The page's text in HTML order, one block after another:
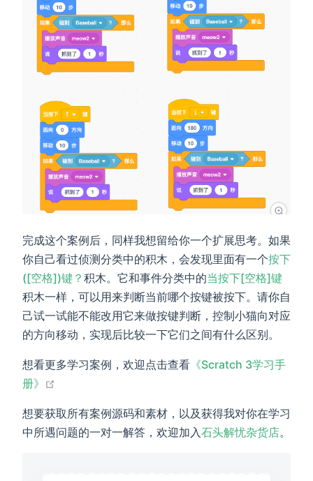
完成这个案例后，同样我想留给你一个扩展思考。如果
你自己看过侦测分类中的积木，会发现里面有一个按下
([空格])键？ 积木。它和事件分类中的当按下[空格]键
积木一样，可以用来判断当前哪个按键被按下。请你自
己试一试能不能改用它来做按键判断，控制小猫向对应
的方向移动，实现后比较一下它们之间有什么区别。
想看更多学习案例，欢迎点击查看 《Scratch 3学习手
册》
想要获取所有案例源码和素材，以及获得我对你在学习
中所遇问题的一对一解答，欢迎加入石头解忧杂货店。